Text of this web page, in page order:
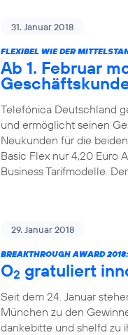
31. Januar 2018
FLEXIBEL WIE DER
Ab 1. Februar
Telefónica Deutschland
und ermöglicht seinen
Neukunden für die
Basic Flex nur 4,20 Euro
Business Tarifmodelle.
29. Januar 2018
BREAKTHROUGH AWARD 2018:
O2 gratuliert
Seit dem 24. Januar
München zu den
dankebitte und shelfd zu